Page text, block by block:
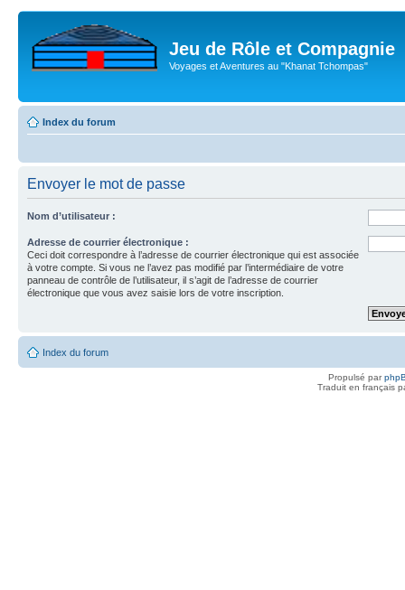
Jeu de Rôle et Compagnie
Voyages et Aventures au "Khanat Tchompas"
Index du forum
Envoyer le mot de passe
Nom d’utilisateur :
Adresse de courrier électronique :
Ceci doit correspondre à l’adresse de courrier électronique qui est associée
à votre compte. Si vous ne l’avez pas modifié par l’intermédiaire de votre
panneau de contrôle de l’utilisateur, il s’agit de l’adresse de courrier
électronique que vous avez saisie lors de votre inscription.
Index du forum
Propulsé par
Traduit en français